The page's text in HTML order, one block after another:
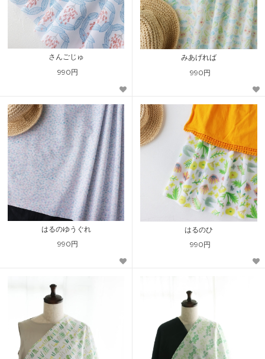
さんごじゅ
990円
みあげれば
990円
はるのゆうぐれ
990円
はるのひ
990円